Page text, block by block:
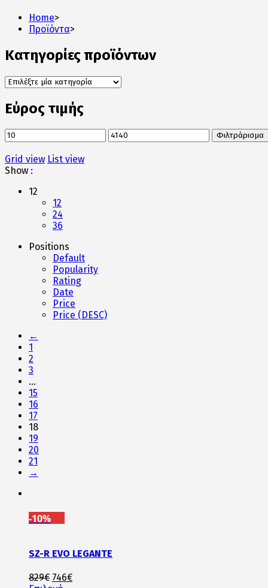
Home>
Προϊόντα>
Κατηγορίες προϊόντων
Εύρος τιμής
Ελάχιστη
τιμή
Μέγιστη
τιμή
Φιλτράρισμα
Grid view List view
Show :
12
12
24
36
Positions
Default
Popularity
Rating
Date
Price
Price (DESC)
←
1
2
3
…
15
16
17
18
19
20
21
→
-10%
SZ-R EVO LEGANTE
829€ Original
746€Η